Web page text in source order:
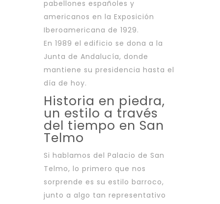
pabellones españoles y
americanos en la Exposición
Iberoamericana de 1929.
En 1989 el edificio se dona a la
Junta de Andalucía, donde
mantiene su presidencia hasta el
día de hoy.
Historia en piedra,
un estilo a través
del tiempo en San
Telmo
Si hablamos del Palacio de San
Telmo, lo primero que nos
sorprende es su estilo barroco,
junto a algo tan representativo